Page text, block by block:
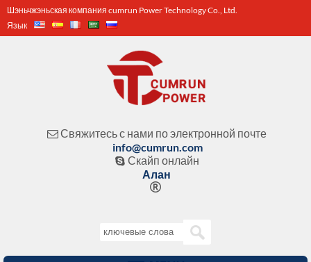
Шэньчжэньская компания cumrun Power Technology Co., Ltd.
Язык
 Свяжитесь с нами по электронной почте
info@cumrun.com
 Скайп онлайн
Алан
